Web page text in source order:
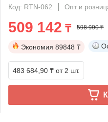
Код: RTN-062
Опт и
509 142 ₸ 598 990 ₸
Экономия 89848 ₸
483 684,90 ₸ от 2 шт.